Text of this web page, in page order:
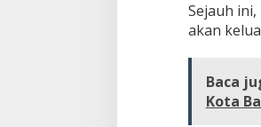
Sejauh
akan
Baca
Kota